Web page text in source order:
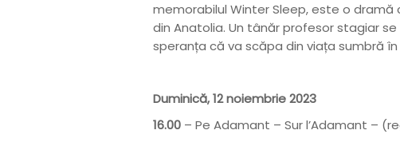
memorabilul Winter Sleep, este o
din Anatolia. Un tânăr profesor stagiar
speranța că va scăpa din viața sumbră
Duminică, 12 noiembrie 2023
16.00 – Pe Adamant – Sur l’Adamant –